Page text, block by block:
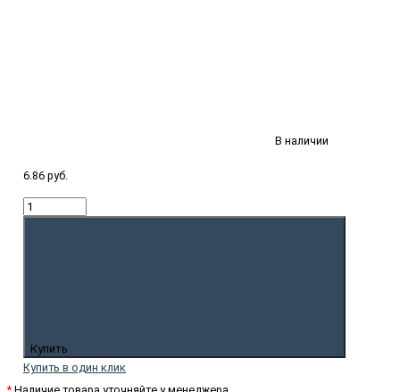
В наличии
6.86 руб.
Купить
Купить в один клик